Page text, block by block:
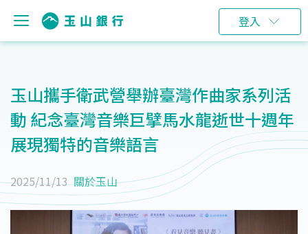
登入
玉山攜手衛武營舉辦臺灣作曲家系列活
動 紀念臺灣音樂巨擘馬水龍逝世十週年
展現獨特的音樂語言
2025/11/13 關於玉山